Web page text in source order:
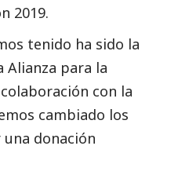
2019.
tenido ha sido la
Alianza para la
con la
cambiado los
donación